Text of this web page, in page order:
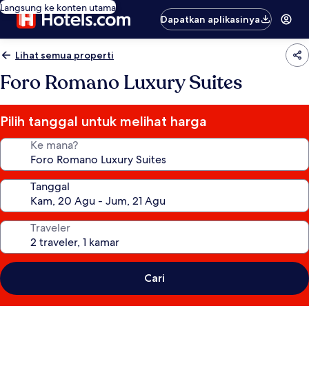
Langsung ke konten utama
Dapatkan aplikasinya
Lihat semua properti
Foro Romano Luxury Suites
Pilih tanggal untuk melihat harga
Ke mana?
Tanggal
Traveler
Cari